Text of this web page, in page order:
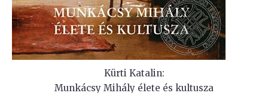
Kürti Katalin:
Munkácsy Mihály élete és kultusza